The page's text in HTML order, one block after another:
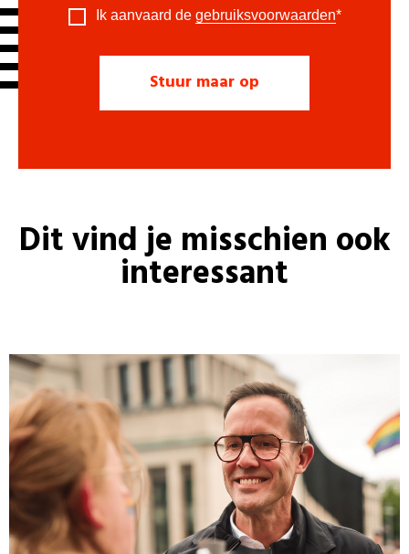
Ik aanvaard de gebruiksvoorwaarden*
Dit vind je misschien ook
interessant